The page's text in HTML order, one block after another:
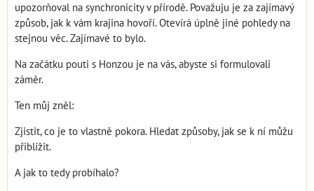
upozorňoval na synchronicity v přírodě. Považuju je za zajímavý
způsob, jak k vám krajina hovoří. Otevírá úplně jiné pohledy na
stejnou věc. Zajímavé to bylo.
Na začátku pouti s Honzou je na vás, abyste si formulovali
záměr.
Ten můj zněl:
Zjistit, co je to vlastně pokora. Hledat způsoby, jak se k ní můžu
přiblížit.
A jak to tedy probíhalo?